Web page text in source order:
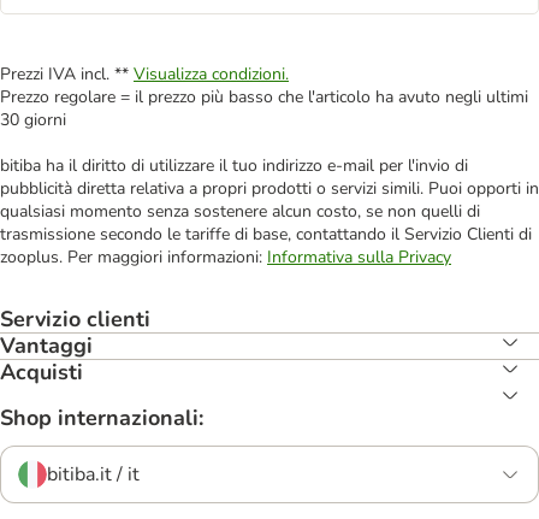
Prezzi IVA incl. ** Visualizza condizioni.
Prezzo regolare = il prezzo più basso che l'articolo ha avuto negli ultimi
30 giorni
bitiba ha il diritto di utilizzare il tuo indirizzo e-mail per l'invio di
pubblicità diretta relativa a propri prodotti o servizi simili. Puoi opporti in
qualsiasi momento senza sostenere alcun costo, se non quelli di
trasmissione secondo le tariffe di base, contattando il Servizio Clienti di
zooplus. Per maggiori informazioni: Informativa sulla Privacy
Servizio clienti
Vantaggi
Acquisti
Shop internazionali:
bitiba.it / it